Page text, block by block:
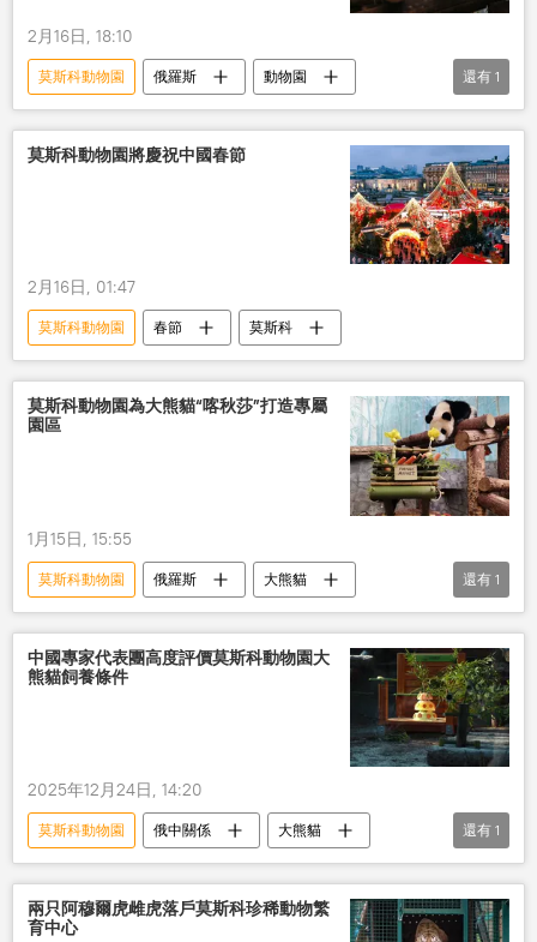
2月16日, 18:10
莫斯科動物園 俄羅斯
動物園
中國
熊貓
還有 1
莫斯科動物園將慶祝中國春節
2月16日, 01:47
莫斯科動物園 春節 莫斯科
莫斯科動物園為大熊貓“喀秋莎”打造專屬
園區
1月15日, 15:55
莫斯科動物園 俄羅斯
大熊貓
動物
環境
還有 1
中國專家代表團高度評價莫斯科動物園大
熊貓飼養條件
2025年12月24日, 14:20
莫斯科動物園 俄中關係
大熊貓
俄羅斯
還有 1
兩只阿穆爾虎雌虎落戶莫斯科珍稀動物繁
育中心